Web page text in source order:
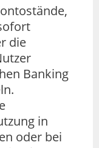
die
Banking
in
oder bei